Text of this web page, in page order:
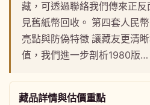
藏，可透過聯絡我們傳來正
見舊紙幣回收。 第四套人民
亮點與防偽特徵 讓藏友更清
值，我們進一步剖析1980版…
藏品詳情與估價重點